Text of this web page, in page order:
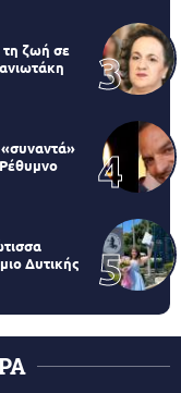
τη ζωή σε
Δυτικής